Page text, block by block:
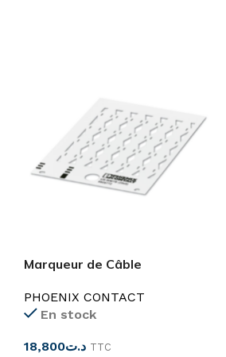
Marqueur de Câble
PHOENIX CONTACT
En stock
د.ت18,800 TTC